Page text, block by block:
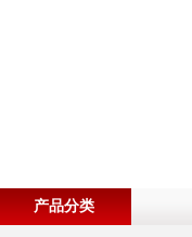
产品分类